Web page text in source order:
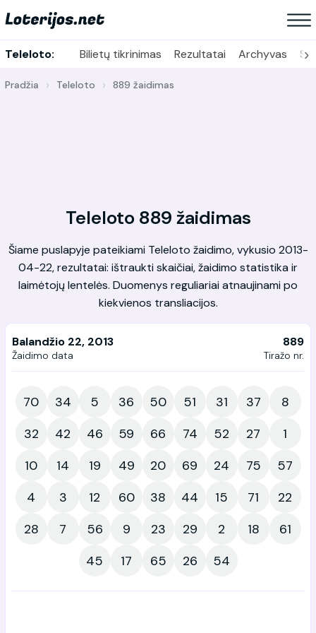
Teleloto: Bilietų tikrinimas Rezultatai Archyvas ›
Pradžia Teleloto 889 žaidimas
Teleloto 889 žaidimas
Šiame puslapyje pateikiami Teleloto žaidimo, vykusio 2013-
04-22, rezultatai: ištraukti skaičiai, žaidimo statistika ir
laimėtojų lentelės. Duomenys reguliariai atnaujinami po
kiekvienos transliacijos.
Balandžio 22, 2013
Žaidimo data
889
Tiražo nr.
70 34 5 36 50 51 31 37
8
32
42 46 59 66 74 52 27
1
10
14 19 49 20 69 24 75
57
4
3 12 60 38 44 15 71
22
28
7 56 9 23 29 2 18
61
45
17 65 26 54